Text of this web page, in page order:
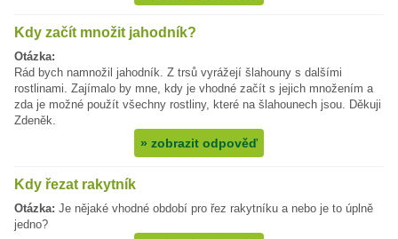
Kdy začít množit jahodník?
Otázka:
Rád bych namnožil jahodník. Z trsů vyrážejí šlahouny s dalšími
rostlinami. Zajímalo by mne, kdy je vhodné začít s jejich množením a
zda je možné použít všechny rostliny, které na šlahounech jsou. Děkuji
Zdeněk.
» zobrazit odpověď
Kdy řezat rakytník
Otázka: Je nějaké vhodné období pro řez rakytníku a nebo je to úplně
jedno?